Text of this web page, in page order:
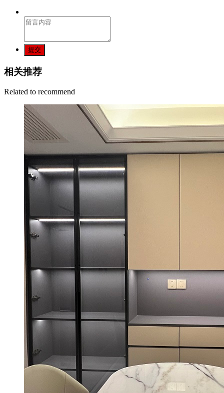
提交
相关推荐
Related to recommend